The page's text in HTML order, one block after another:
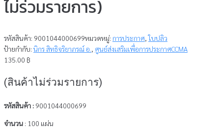
ไม่ร่วมรายการ)
รหัสสินค้า: 9001044000699หมวดหมู่: การประกาศ,ใบปลิว
ป้ายกำกับ: นิกร สิทธิจริยาภรณ์ อ., ศูนย์ส่งเสริมเพื่อการประกาศCCMA
135.00 ฿
(สินค้าไม่ร่วมรายการ)
รหัสสินค้า : 9001044000699
จำนวน : 100 แผ่น